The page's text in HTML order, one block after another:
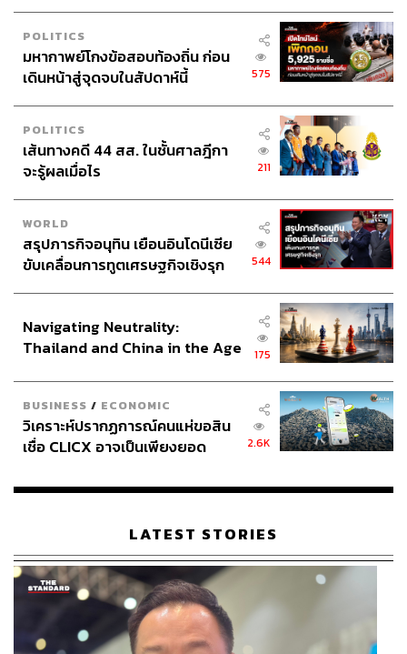
ABOUT THE AUTHOR
ผู้นำด้านนวัตกรรม เซลส์ฟอร์ซ ประเทศไทย
POLITICS
มหากาพย์โกงข้อสอบท้องถิ่น ก่อน
เดินหน้าสู่จุดจบในสัปดาห์นี้
575
POLITICS
เส้นทางคดี 44 สส. ในชั้นศาลฎีกา
จะรู้ผลเมื่อไร
211
WORLD
สรุปภารกิจอนุทิน เยือนอินโดนีเซีย
ขับเคลื่อนการทูตเศรษฐกิจเชิงรุก
544
Navigating Neutrality:
Thailand and China in the Age
175
BUSINESS / ECONOMIC
วิเคราะห์ปรากฏการณ์คนแห่ขอสิน
เชื่อ CLICX อาจเป็นเพียงยอด
เรือนไทยที่ถูกซุกไว้
2.6K
LATEST STORIES